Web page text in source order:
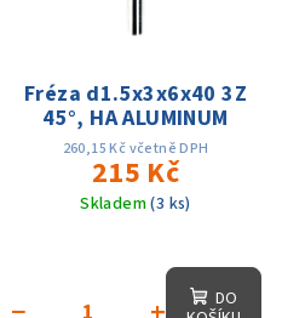
Fréza d1.5x3x6x40 3Z
45°, HA ALUMINUM
260,15 Kč včetně DPH
215 Kč
Skladem(3 ks)
DO